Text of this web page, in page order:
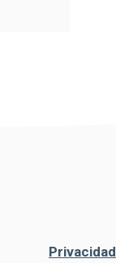
Privacidad